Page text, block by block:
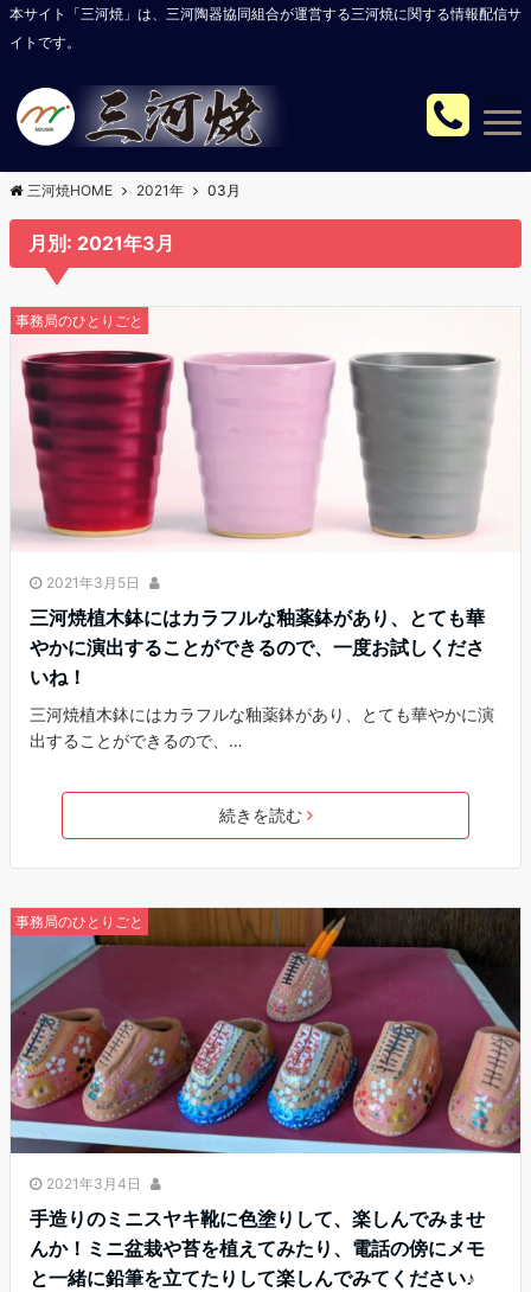
本サイト「三河焼」は、三河陶器協同組合が運営する三河焼に関する情報配信サ
イトです。
Menu
三河焼HOME 2021年 03月
月別: 2021年3月
事務局のひとりごと
2021年3月5日
三河焼植木鉢にはカラフルな釉薬鉢があり、とても華
やかに演出することができるので、一度お試しくださ
いね！
三河焼植木鉢にはカラフルな釉薬鉢があり、とても華やかに演
出することができるので、…
続きを読む
事務局のひとりごと
2021年3月4日
手造りのミニスヤキ靴に色塗りして、楽しんでみませ
んか！ミニ盆栽や苔を植えてみたり、電話の傍にメモ
と一緒に鉛筆を立てたりして楽しんでみてください♪